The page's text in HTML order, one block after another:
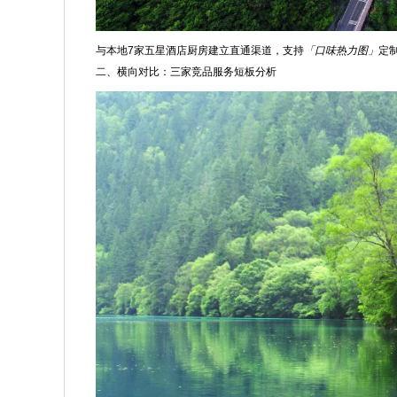
与本地7家五星酒店厨房建立直通渠道，支持 「口味热力图」 定
二、横向对比：三家竞品服务短板分析